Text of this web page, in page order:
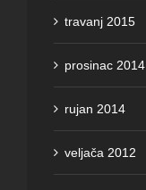
travanj 2015
prosinac 2014
rujan 2014
veljača 2012